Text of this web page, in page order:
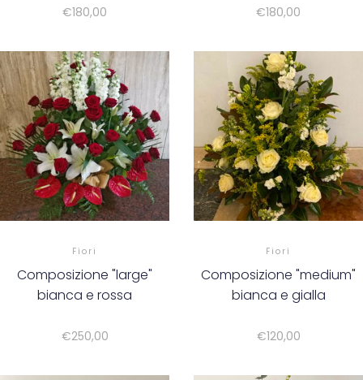
€180,00 €180,00
Fiori
Composizione "large"
bianca e rossa
€250,00
Fiori
Composizione "medium"
bianca e gialla
€120,00